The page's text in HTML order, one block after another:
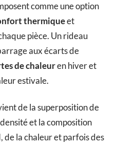
comme une option
thermiqueet
pièce. Un rideau
aux écarts de
de chaleuren hiver et
estivale.
de la superposition de
et la composition
de la chaleur et parfois des